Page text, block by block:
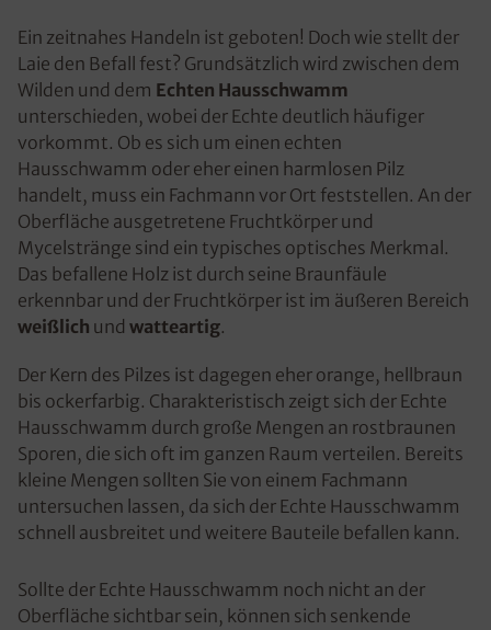
Ein zeitnahes Handeln ist geboten! Doch wie stellt der
Laie den Befall fest? Grundsätzlich wird zwischen dem
Wilden und dem Echten Hausschwamm
unterschieden, wobei der Echte deutlich häufiger
vorkommt. Ob es sich um einen echten
Hausschwamm oder eher einen harmlosen Pilz
handelt, muss ein Fachmann vor Ort feststellen. An der
Oberfläche ausgetretene Fruchtkörper und
Mycelstränge sind ein typisches optisches Merkmal.
Das befallene Holz ist durch seine Braunfäule
erkennbar und der Fruchtkörper ist im äußeren Bereich
weißlich und watteartig.
Der Kern des Pilzes ist dagegen eher orange, hellbraun
bis ockerfarbig. Charakteristisch zeigt sich der Echte
Hausschwamm durch große Mengen an rostbraunen
Sporen, die sich oft im ganzen Raum verteilen. Bereits
kleine Mengen sollten Sie von einem Fachmann
untersuchen lassen, da sich der Echte Hausschwamm
schnell ausbreitet und weitere Bauteile befallen kann.
Sollte der Echte Hausschwamm noch nicht an der
Oberfläche sichtbar sein, können sich senkende